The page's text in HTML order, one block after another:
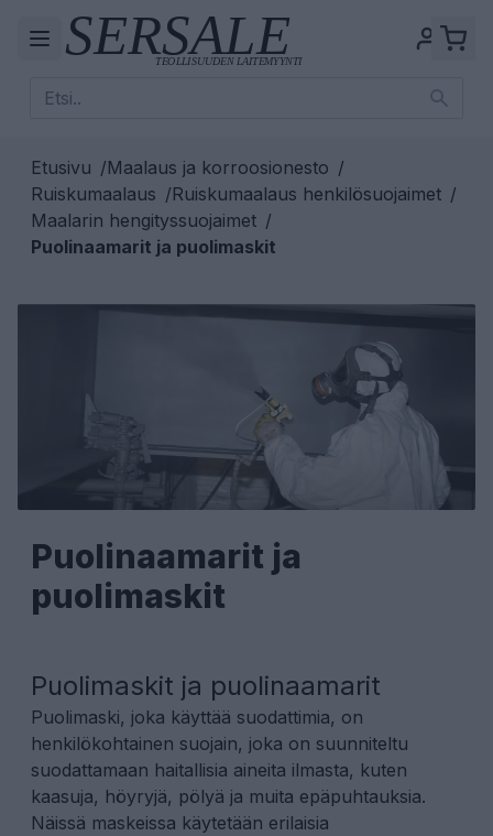
Etusivu /Maalaus ja korroosionesto /
Ruiskumaalaus /Ruiskumaalaus henkilösuojaimet /
Maalarin hengityssuojaimet /
Puolinaamarit ja puolimaskit
Puolinaamarit ja
puolimaskit
Puolimaskit ja puolinaamarit
Puolimaski, joka käyttää suodattimia, on
henkilökohtainen suojain, joka on suunniteltu
suodattamaan haitallisia aineita ilmasta, kuten
kaasuja, höyryjä, pölyä ja muita epäpuhtauksia.
Näissä maskeissa käytetään erilaisia